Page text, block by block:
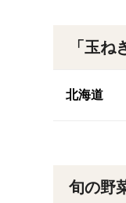
「玉
北海道
旬の野